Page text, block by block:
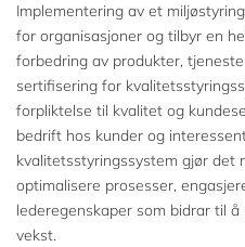
Implementering av et
for organisasjoner og tilbyr en
forbedring av produkter,
sertifisering for
forpliktelse til kvalitet og
bedrift hos kunder og
kvalitetsstyringssystem gjør det
optimalisere prosesser,
lederegenskaper som bidrar til
vekst.